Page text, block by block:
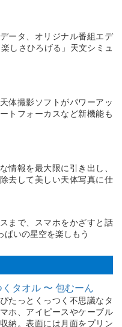
ータ、オリジナル番組エデ
しさひろげる」天文シミュ
体撮影ソフトがパワーアッ
トフォーカスなど新機能も
情報を最大限に引き出し、
去して美しい天体写真に仕
まで、スマホをかざすと話
ぱいの星空を楽しもう
タオル 〜 包むーん
たっとくっつく不思議なタ
ホ、アイピースやケーブル
納。表面には月面をプリン